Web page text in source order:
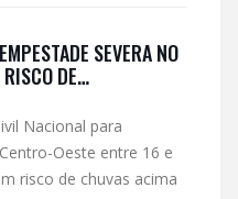
SEVERA NO
DE
Nacional para
Oeste entre 16 e
risco de chuvas acima